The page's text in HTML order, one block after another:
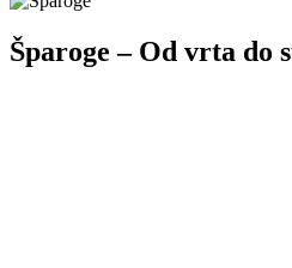
Šparoge – Od vrta do